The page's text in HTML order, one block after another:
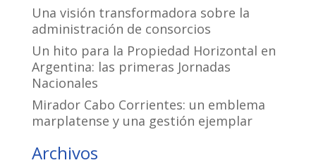
Una visión transformadora sobre la
administración de consorcios
Un hito para la Propiedad Horizontal en
Argentina: las primeras Jornadas
Nacionales
Mirador Cabo Corrientes: un emblema
marplatense y una gestión ejemplar
Archivos